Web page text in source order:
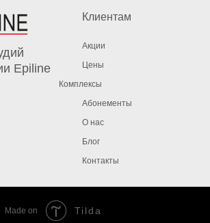
Контакты
Блог
О нас
Абонементы
Комплексы
Цены
Акции
Клиентам
Epiline
Made on Tilda